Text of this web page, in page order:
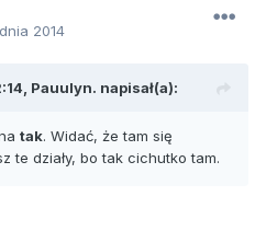
2014
Pauulyn. napisał(a):
tak. Widać, że tam się
te działy, bo tak cichutko tam.